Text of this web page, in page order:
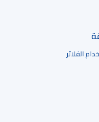
الفلاتر